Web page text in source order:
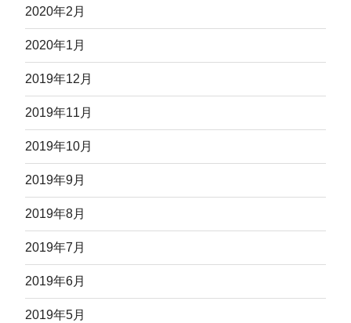
2020年2月
2020年1月
2019年12月
2019年11月
2019年10月
2019年9月
2019年8月
2019年7月
2019年6月
2019年5月